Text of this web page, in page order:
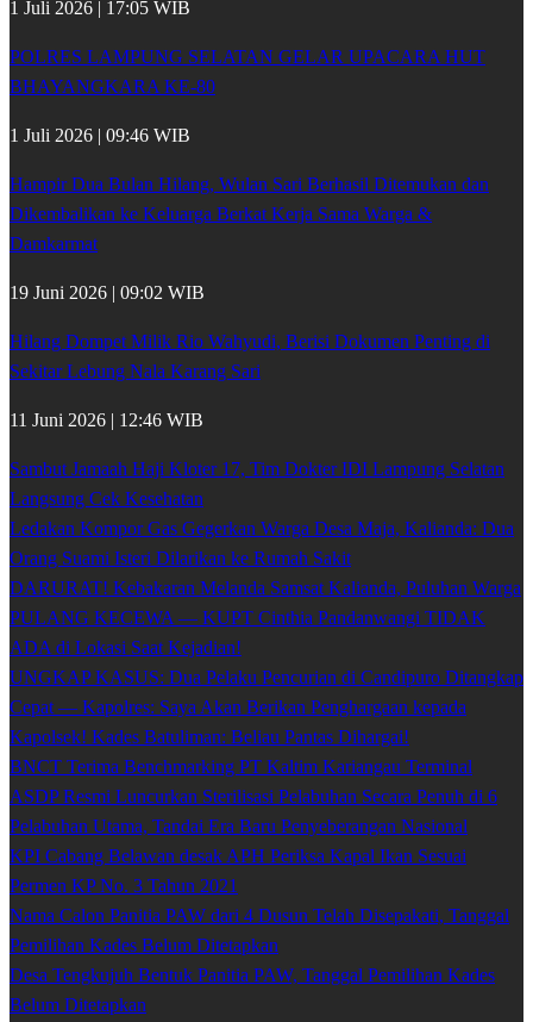
1 Juli 2026 | 17:05 WIB
POLRES LAMPUNG SELATAN GELAR UPACARA HUT
BHAYANGKARA KE-80
1 Juli 2026 | 09:46 WIB
Hampir Dua Bulan Hilang, Wulan Sari Berhasil Ditemukan dan
Dikembalikan ke Keluarga Berkat Kerja Sama Warga &
Damkarmat
19 Juni 2026 | 09:02 WIB
Hilang Dompet Milik Rio Wahyudi, Berisi Dokumen Penting di
Sekitar Lebung Nala Karang Sari
11 Juni 2026 | 12:46 WIB
Sambut Jamaah Haji Kloter 17, Tim Dokter IDI Lampung Selatan
Langsung Cek Kesehatan
Ledakan Kompor Gas Gegerkan Warga Desa Maja, Kalianda: Dua
Orang Suami Isteri Dilarikan ke Rumah Sakit
DARURAT! Kebakaran Melanda Samsat Kalianda, Puluhan Warga
PULANG KECEWA — KUPT Cinthia Pandanwangi TIDAK
ADA di Lokasi Saat Kejadian!
UNGKAP KASUS: Dua Pelaku Pencurian di Candipuro Ditangkap
Cepat — Kapolres: Saya Akan Berikan Penghargaan kepada
Kapolsek! Kades Batuliman: Beliau Pantas Dihargai!
BNCT Terima Benchmarking PT Kaltim Kariangau Terminal
ASDP Resmi Luncurkan Sterilisasi Pelabuhan Secara Penuh di 6
Pelabuhan Utama, Tandai Era Baru Penyeberangan Nasional
KPI Cabang Belawan desak APH Periksa Kapal Ikan Sesuai
Permen KP No. 3 Tahun 2021
Nama Calon Panitia PAW dari 4 Dusun Telah Disepakati, Tanggal
Pemilihan Kades Belum Ditetapkan
Desa Tengkujuh Bentuk Panitia PAW, Tanggal Pemilihan Kades
Belum Ditetapkan